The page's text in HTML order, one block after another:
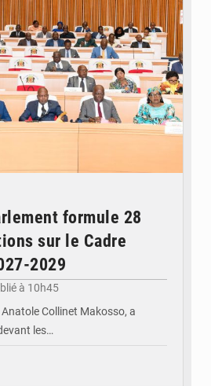
formule 28
sur le Cadre
2029
à 10h45
Collinet Makosso, a
les…